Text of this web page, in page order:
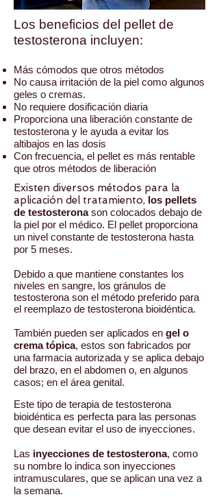
Los beneficios del pellet de
testosterona incluyen:
Más cómodos que otros métodos
No causa irritación de la piel como algunos
geles o cremas.
No requiere dosificación diaria
Proporciona una liberación constante de
testosterona y le ayuda a evitar los
altibajos en las dosis
Con frecuencia, el pellet es más rentable
que otros métodos de liberación
Existen diversos métodos para la
aplicación del tratamiento, los pellets
de testosteronason colocados debajo de
la piel por el médico. El pellet proporciona
un nivel constante de testosterona hasta
por 5 meses.
Debido a que mantiene constantes los
niveles en sangre, los gránulos de
testosterona son el método preferido para
el reemplazo de testosterona bioidéntica.
También pueden ser aplicados en gel o
crema tópica, estos son fabricados por
una farmacia autorizada y se aplica debajo
del brazo, en el abdomen o, en algunos
casos; en el área genital.
Este tipo de terapia de testosterona
bioidéntica es perfecta para las personas
que desean evitar el uso de inyecciones.
Las inyecciones de testosterona, como
su nombre lo indica son inyecciones
intramusculares, que se aplican una vez a
la semana.